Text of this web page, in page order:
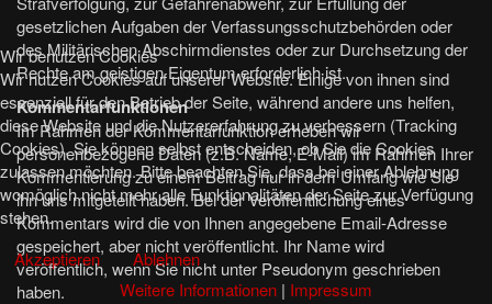
gesetzlichen Aufgaben der Verfassungsschutzbehörden oder
des Militärischen Abschirmdienstes oder zur Durchsetzung der
Rechte am geistigen Eigentum erforderlich ist.
Kommentarfunktionen
Im Rahmen der Kommentarfunktion erheben wir
personenbezogene Daten (z.B. Name, E-Mail) im Rahmen Ihrer
Kommentierung zu einem Beitrag nur in dem Umfang wie Sie
ihn uns mitgeteilt haben. Bei der Veröffentlichung eines
Kommentars wird die von Ihnen angegebene Email-Adresse
gespeichert, aber nicht veröffentlicht. Ihr Name wird
veröffentlich, wenn Sie nicht unter Pseudonym geschrieben
haben.
Wir benutzen Cookies
Wir nutzen Cookies auf unserer Website. Einige von ihnen sind
essenziell für den Betrieb der Seite, während andere uns helfen,
diese Website und die Nutzererfahrung zu verbessern (Tracking
Cookies). Sie können selbst entscheiden, ob Sie die Cookies
zulassen möchten. Bitte beachten Sie, dass bei einer Ablehnung
womöglich nicht mehr alle Funktionalitäten der Seite zur Verfügung
stehen.
Akzeptieren
Ablehnen
Weitere Informationen | Impressum